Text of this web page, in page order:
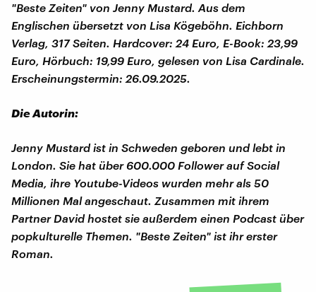
"Beste Zeiten" von Jenny Mustard. Aus dem
Englischen übersetzt von Lisa Kögeböhn. Eichborn
Verlag, 317 Seiten. Hardcover: 24 Euro, E-Book: 23,99
Euro, Hörbuch: 19,99 Euro, gelesen von Lisa Cardinale.
Erscheinungstermin: 26.09.2025.
Die Autorin:
Jenny Mustard ist in Schweden geboren und lebt in
London. Sie hat über 600.000 Follower auf Social
Media, ihre Youtube-Videos wurden mehr als 50
Millionen Mal angeschaut. Zusammen mit ihrem
Partner David hostet sie außerdem einen Podcast über
popkulturelle Themen. "Beste Zeiten" ist ihr erster
Roman.